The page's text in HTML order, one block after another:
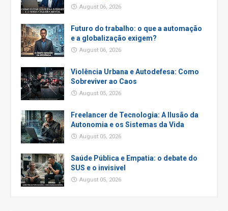
August 06, 2026
Futuro do trabalho: o que a automação
e a globalização exigem?
August 06, 2026
Violência Urbana e Autodefesa: Como
Sobreviver ao Caos
August 05, 2026
Freelancer de Tecnologia: A Ilusão da
Autonomia e os Sistemas da Vida
August 05, 2026
Saúde Pública e Empatia: o debate do
SUS e o invisivel
August 05, 2026